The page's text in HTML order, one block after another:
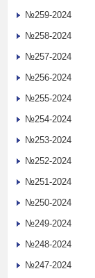
№259-2024
№258-2024
№257-2024
№256-2024
№255-2024
№254-2024
№253-2024
№252-2024
№251-2024
№250-2024
№249-2024
№248-2024
№247-2024